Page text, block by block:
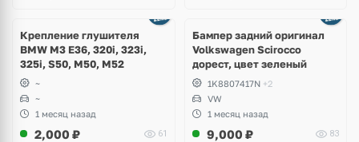
Крепление глушителя
BMW M3 E36, 320i, 323i,
325i, S50, M50, M52
~
~
1 месяц назад
2,000 ₽ 61
Бампер задний оригинал
Volkswagen Scirocco
дорест, цвет зеленый
1K8807417N +2
VW
1 месяц назад
9,000 ₽ 83